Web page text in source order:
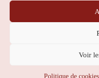
Voir
Politique de cookies
Contact
service-